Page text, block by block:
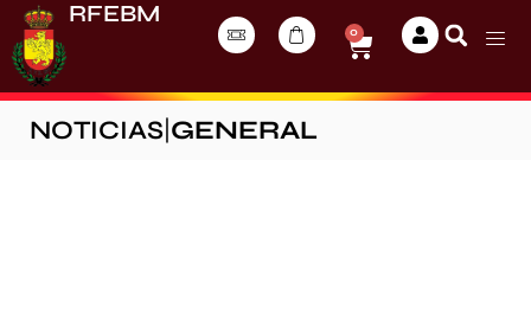
RFEBM
0
NOTICIAS GENERAL